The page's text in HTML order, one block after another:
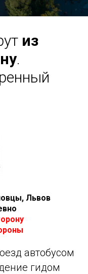
из
.
Львов
автобусом
гидом